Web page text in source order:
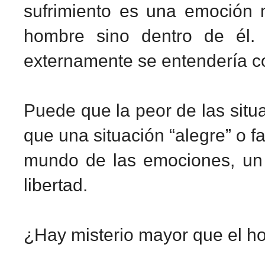
sufrimiento es una
hombre sino dentro de
externamente se entendería
Puede que la peor de las
que una situación “alegre” o
mundo de las emociones,
libertad.
¿Hay misterio mayor que el